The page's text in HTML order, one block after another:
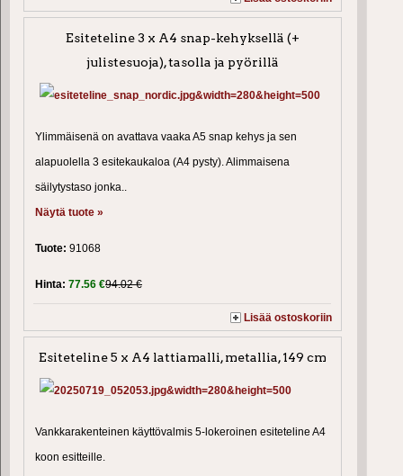
Esiteteline 3 x A4 snap-kehyksellä (+
julistesuoja), tasolla ja pyörillä
Ylimmäisenä on avattava vaaka A5 snap kehys ja sen
alapuolella 3 esitekaukaloa (A4 pysty). Alimmaisena
säilytystaso jonka..
Näytä tuote »
Tuote: 91068
Hinta: 77.56 €94.02 €
Lisää ostoskoriin
Esiteteline 5 x A4 lattiamalli, metallia, 149 cm
Vankkarakenteinen käyttövalmis 5-lokeroinen esiteteline A4
koon esitteille.